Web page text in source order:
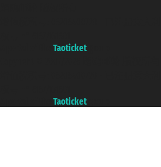
Taoticket
Taoticket